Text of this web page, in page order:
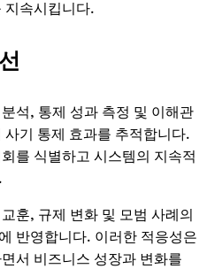
지속시킵니다.
석, 통제 성과 측정 및 이해관
기 통제 효과를 추적합니다.
를 식별하고 시스템의 지속적
훈, 규제 변화 및 모범 사례의
반영합니다. 이러한 적응성은
서 비즈니스 성장과 변화를